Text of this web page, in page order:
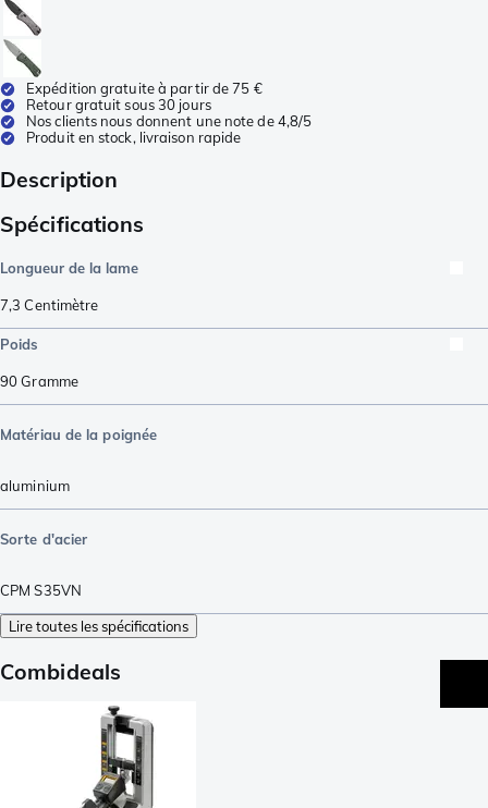
Expédition gratuite à partir de 75 €
Retour gratuit sous 30 jours
Nos clients nous donnent une note de 4,8/5
Produit en stock, livraison rapide
Description
Spécifications
Longueur de la lame
7,3 Centimètre
Poids
90Gramme
Matériau de la poignée
aluminium
Sorte d'acier
CPM S35VN
Lire toutes les spécifications
Combideals